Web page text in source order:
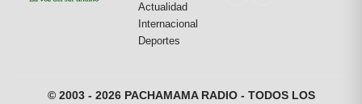
Actualidad
Internacional
Deportes
© 2003 - 2026 PACHAMAMA RADIO - TODOS LOS